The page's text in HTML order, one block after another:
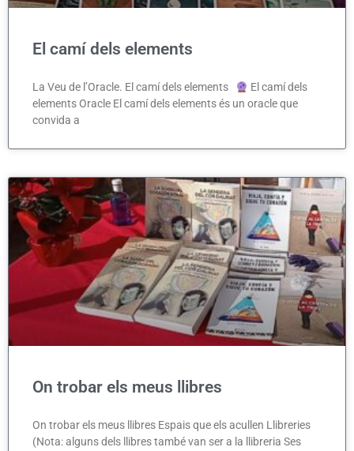
El camí dels elements
La Veu de l’Oracle. El camí dels elements
El camí dels
elements Oracle El camí dels elements és un oracle que
convida a
On trobar els meus llibres
On trobar els meus llibres Espais que els acullen Llibreries
(Nota: alguns dels llibres també van ser a la llibreria Ses